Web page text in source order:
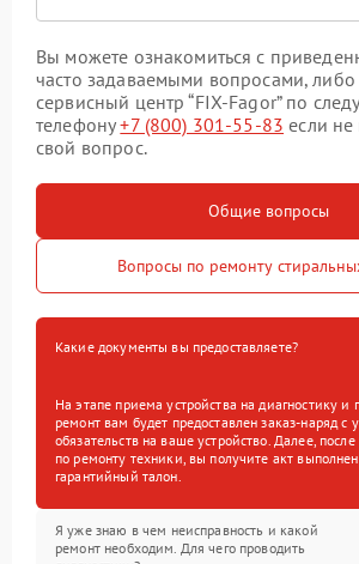
Вы можете ознакомиться с
часто задаваемыми вопросами, либо
сервисный центр “FIX-Fagor” по
телефону+7 (800) 301-55-83 если не
свой вопрос.
Общие вопросы
Вопросы по ремонту
Какие документы вы предоставляете?
На этапе приема устройства на диагностику
ремонт вам будет предоставлен заказ-наряд с
обязательств на ваше устройство. Далее,
по ремонту техники, вы получите акт
гарантийный талон.
Я уже знаю в чем неисправность и какой
ремонт необходим. Для чего проводить